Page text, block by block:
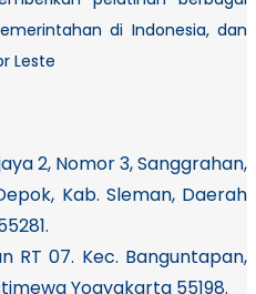
di Indonesia, dan
Leste
2, Nomor 3, Sanggrahan,
Kab. Sleman, Daerah
RT 07. Kec. Banguntapan,
Yogyakarta 55198.